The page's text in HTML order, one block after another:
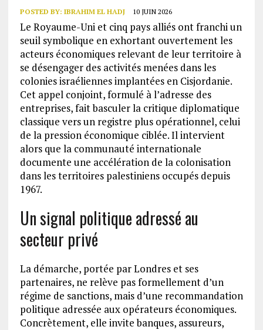
POSTED BY: IBRAHIM EL HADJ 10 JUIN 2026
Le Royaume-Uni et cinq pays alliés ont franchi un
seuil symbolique en exhortant ouvertement les
acteurs économiques relevant de leur territoire à
se désengager des activités menées dans les
colonies israéliennes implantées en Cisjordanie.
Cet appel conjoint, formulé à l’adresse des
entreprises, fait basculer la critique diplomatique
classique vers un registre plus opérationnel, celui
de la pression économique ciblée. Il intervient
alors que la communauté internationale
documente une accélération de la colonisation
dans les territoires palestiniens occupés depuis
1967.
Un signal politique adressé au
secteur privé
La démarche, portée par Londres et ses
partenaires, ne relève pas formellement d’un
régime de sanctions, mais d’une recommandation
politique adressée aux opérateurs économiques.
Concrètement, elle invite banques, assureurs,